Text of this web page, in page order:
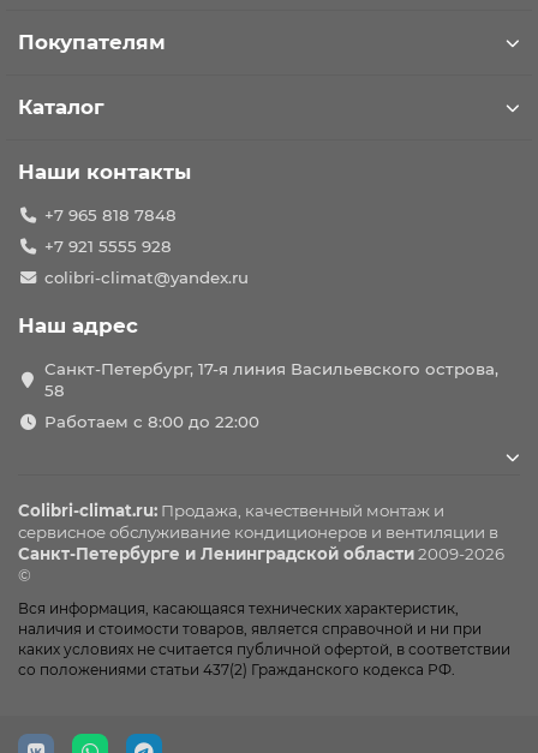
Покупателям
Каталог
Наши контакты
+7 965 818 7848
+7 921 5555 928
colibri-climat@yandex.ru
Наш адрес
Санкт-Петербург, 17-я линия Васильевского острова,
58
Работаем с 8:00 до 22:00
Colibri-climat.ru: Продажа, качественный монтаж и
сервисное обслуживание кондиционеров и вентиляции в
Санкт-Петербурге и Ленинградской области2009-2026
©
Вся информация, касающаяся технических характеристик,
наличия и стоимости товаров, является справочной и ни при
каких условиях не считается публичной офертой, в соответствии
со положениями статьи 437(2) Гражданского кодекса РФ.